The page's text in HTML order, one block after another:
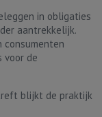
in obligaties
aantrekkelijk.
consumenten
voor de
blijkt de praktijk